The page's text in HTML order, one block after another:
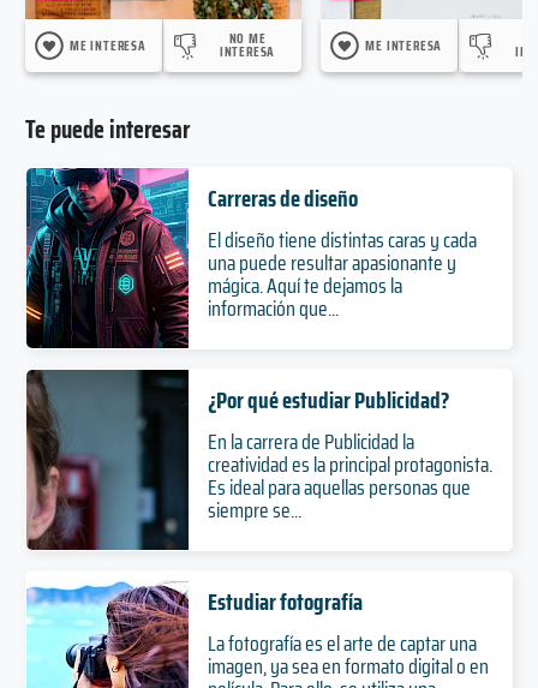
ME INTERESA NO ME
INTERESA ME INTERESA
Te puede interesar
Carreras de diseño
El diseño tiene distintas caras y cada
una puede resultar apasionante y
mágica. Aquí te dejamos la
información que...
¿Por qué estudiar Publicidad?
En la carrera de Publicidad la
creatividad es la principal protagonista.
Es ideal para aquellas personas que
siempre se...
Estudiar fotografía
La fotografía es el arte de captar una
imagen, ya sea en formato digital o en